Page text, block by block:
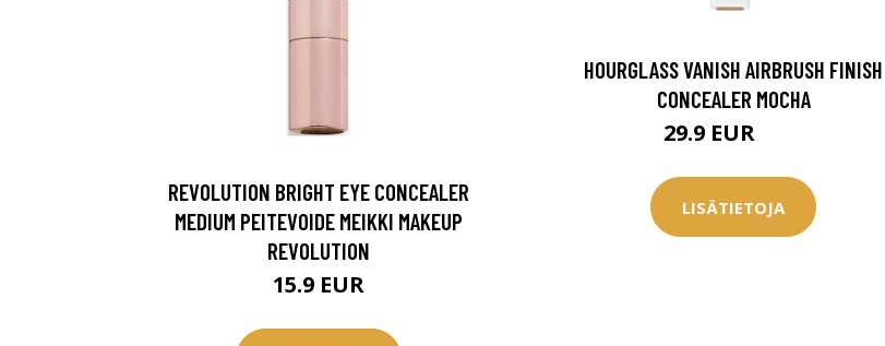
REVOLUTION BRIGHT EYE CONCEALER
MEDIUM PEITEVOIDE MEIKKI MAKEUP
REVOLUTION
15.9 EUR
HOURGLASS VANISH AIRBRUSH FINISH
CONCEALER MOCHA
29.9 EUR
LISÄTIETOJA